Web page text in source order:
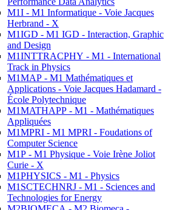
M1I - M1 Informatique - Voie Jacques
Herbrand - X
M1IGD - M1 IGD - Interaction, Graphic
and Design
M1INTTRACPHY - M1 - International
Track in Physics
M1MAP - M1 Mathématiques et
Applications - Voie Jacques Hadamard -
École Polytechnique
M1MATHAPP - M1 - Mathématiques
Appliquées
M1MPRI - M1 MPRI - Foudations of
Computer Science
M1P - M1 Physique - Voie Irène Joliot
Curie - X
M1PHYSICS - M1 - Physics
M1SCTECHNRJ - M1 - Sciences and
Technologies for Energy